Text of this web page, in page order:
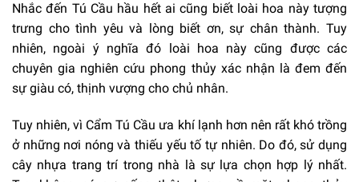
Nhắc đến Tú Cầu hầu hết ai cũng biết loài hoa này tượng
trưng cho tình yêu và lòng biết ơn, sự chân thành. Tuy
nhiên, ngoài ý nghĩa đó loài hoa này cũng được các
chuyên gia nghiên cứu phong thủy xác nhận là đem đến
sự giàu có, thịnh vượng cho chủ nhân.
Tuy nhiên, vì Cẩm Tú Cầu ưa khí lạnh hơn nên rất khó trồng
ở những nơi nóng và thiếu yếu tố tự nhiên. Do đó, sử dụng
cây nhựa trang trí trong nhà là sự lựa chọn hợp lý nhất.